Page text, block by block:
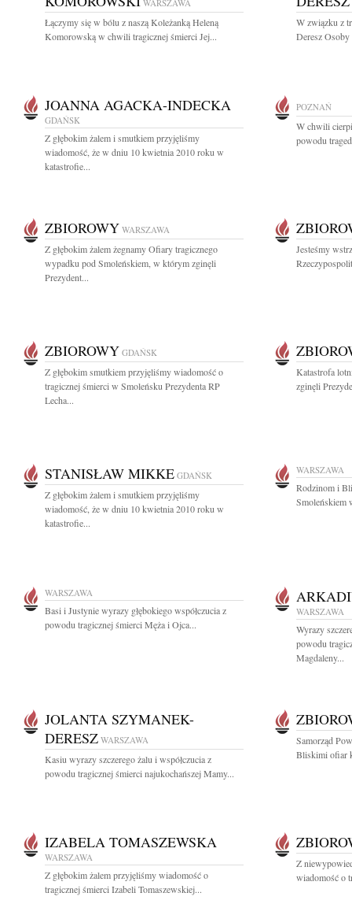
WARSZAWA
Łączymy się w bólu z naszą Koleżanką Heleną
Komorowską w chwili tragicznej śmierci Jej...
W związku z
Deresz
JOANNA AGACKA-INDECKA
GDAŃSK
Z głębokim żalem i smutkiem przyjęliśmy
wiadomość, że w dniu 10 kwietnia 2010 roku w
katastrofie...
POZNAŃ
W chwili
powodu
ZBIOROWY WARSZAWA
Z głębokim żalem żegnamy Ofiary tragicznego
wypadku pod Smoleńskiem, w którym zginęli
Prezydent...
Jesteśmy
ZBIOROWY GDAŃSK
Z głębokim smutkiem przyjęliśmy wiadomość o
tragicznej śmierci w Smoleńsku Prezydenta RP
Lecha...
Katastrofa
zginęli
STANISŁAW MIKKE GDAŃSK
Z głębokim żalem i smutkiem przyjęliśmy
wiadomość, że w dniu 10 kwietnia 2010 roku w
katastrofie...
WARSZAWA
Rodzinom i
Smoleńskiem
WARSZAWA
Basi i Justynie wyrazy głębokiego współczucia z
powodu tragicznej śmierci Męża i Ojca...
WARSZAWA
Wyrazy
powodu
Magdaleny...
JOLANTA SZYMANEK-
DERESZ WARSZAWA
Kasiu wyrazy szczerego żalu i współczucia z
powodu tragicznej śmierci najukochańszej Mamy...
Samorząd
Bliskimi ofiar
IZABELA TOMASZEWSKA
WARSZAWA
Z głębokim żalem przyjęliśmy wiadomość o
tragicznej śmierci Izabeli Tomaszewskiej...
Z
wiadomość o